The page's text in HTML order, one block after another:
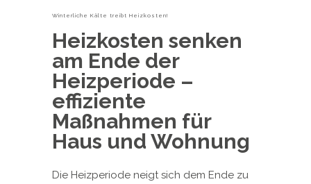
Winterliche Kälte treibt Heizkosten!
Heizkosten senken
am Ende der
Heizperiode –
effiziente
Maßnahmen für
Haus und Wohnung
Die Heizperiode neigt sich dem Ende zu